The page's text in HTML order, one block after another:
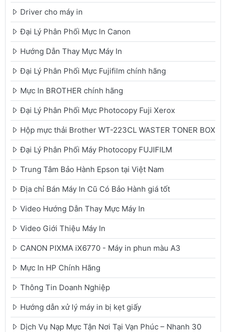
Driver cho máy in
Đại Lý Phân Phối Mực In Canon
Hướng Dẫn Thay Mực Máy In
Đại Lý Phân Phối Mực Fujifilm chính hãng
Mực In BROTHER chính hãng
Đại Lý Phân Phối Mực Photocopy Fuji Xerox
Hộp mực thải Brother WT-223CL WASTER TONER BOX
Đại Lý Phân Phối Máy Photocopy FUJIFILM
Trung Tâm Bảo Hành Epson tại Việt Nam
Địa chỉ Bán Máy In Cũ Có Bảo Hành giá tốt
Video Hướng Dẫn Thay Mực Máy In
Video Giới Thiệu Máy In
CANON PIXMA iX6770 - Máy in phun màu A3
Mực In HP Chính Hãng
Thông Tin Doanh Nghiệp
Hướng dẫn xử lý máy in bị kẹt giấy
Dịch Vụ Nạp Mực Tận Nơi Tại Vạn Phúc – Nhanh 30